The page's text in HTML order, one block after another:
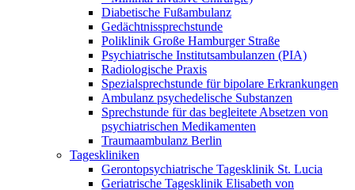
Diabetische Fußambulanz
Gedächtnissprechstunde
Poliklinik Große Hamburger Straße
Psychiatrische Institutsambulanzen (PIA)
Radiologische Praxis
Spezialsprechstunde für bipolare Erkrankungen
Ambulanz psychedelische Substanzen
Sprechstunde für das begleitete Absetzen von
psychiatrischen Medikamenten
Traumaambulanz Berlin
Tageskliniken
Gerontopsychiatrische Tagesklinik St. Lucia
Geriatrische Tagesklinik Elisabeth von